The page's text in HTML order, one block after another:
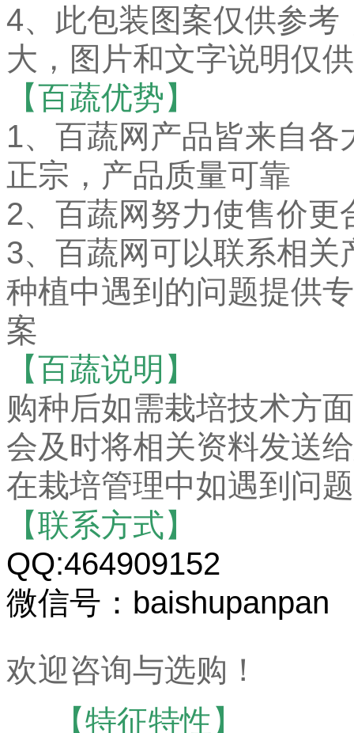
4、此包装图案仅供参
大，图片和文字说明仅
【百蔬优势】
1、百蔬网产品皆来自
正宗，产品质量可靠
2、百蔬网努力使售价
3、百蔬网可以联系相
种植中遇到的问题提供
案
【百蔬说明】
购种后如需栽培技术方
会及时将相关资料发送
在栽培管理中如遇到问
【联系方式】
QQ:464909152
微信号：baishupanpan
欢迎咨询与选购！
【特征特性】